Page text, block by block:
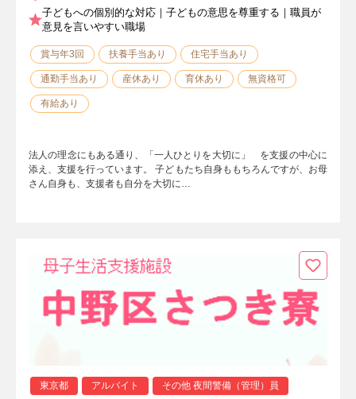
子どもへの個別的な対応｜子どもの意思を尊重する｜職員が
意見を言いやすい職場
賞与年3回 扶養手当あり 住宅手当あり
通勤手当あり 産休あり 育休あり 無資格可
有給あり
法人の理念にもある通り、「一人ひとりを大切に」 を支援の中心に
添え、支援を行っています。 子どもたち自身ももちろんですが、お母
さん自身も、支援者も自分を大切に…
東京都 アルバイト その他 夜間警備（管理）員